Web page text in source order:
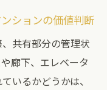
ションの価値判断
共有部分の管理状
廊下、エレベータ
いるかどうかは、